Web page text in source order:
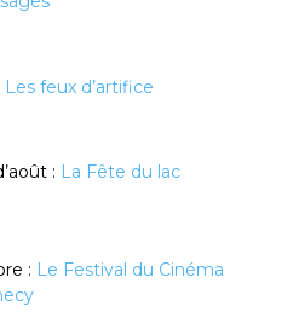
Les feux d’artifice
: La Fête du lac
: Le Festival du Cinéma